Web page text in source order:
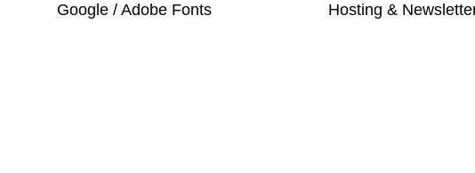
Google / Adobe Fonts Hosting &